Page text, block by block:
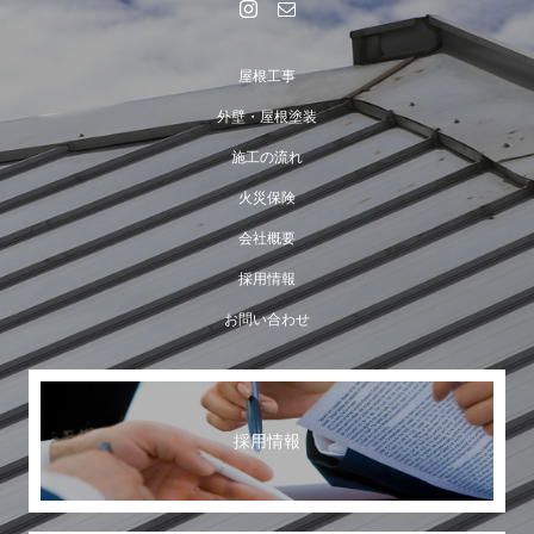
屋根工事
外壁・屋根塗装
施工の流れ
火災保険
会社概要
採用情報
お問い合わせ
採用情報